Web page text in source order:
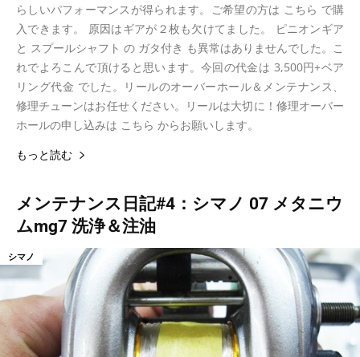
らしいパフォーマンスが得られます。ご希望の方は こちら で購
入できます。 原因はギアが２枚も欠けてました。 ピニオンギア
と スプールシャフト の ガタ付き も異常はありませんでした。こ
れでよろこんで頂けると思います。今回の代金は 3,500円+ベア
リング代金 でした。リールのオーバーホール＆メンテナンス、
修理チューンはお任せください。リールは大切に！修理オーバー
ホールの申し込みは こちら からお願いします。
もっと読む
メンテナンス日記#4：シマノ 07 メタニウ
ムmg7 洗浄＆注油
シマノ